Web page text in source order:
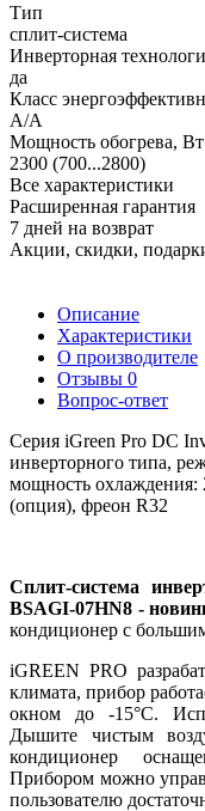
Тип
сплит-система
Инверторная
да
Класс
A/A
Мощность обогрева, Вт
2300 (700...2800)
Все характеристики
Расширенная гарантия
7 дней на возврат
Акции, скидки,
Описание
Характеристики
О производителе
Отзывы 0
Вопрос-ответ
Серия iGreen Pro DC
инверторного типа,
мощность охлаждения:
(опция), фреон R32
Сплит-система
BSAGI-07HN8 -
кондиционер с
iGREEN PRO
климата, прибор
окном до -15°С.
Дышите чистым
кондиционер
Прибором можно
пользователю